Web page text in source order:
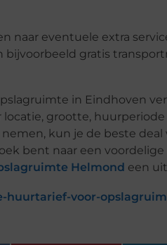
naar eventuele extra
gratis
in Eindhoven
grootte,
kun je de beste deal
bent naar een
Helmond een
voor-